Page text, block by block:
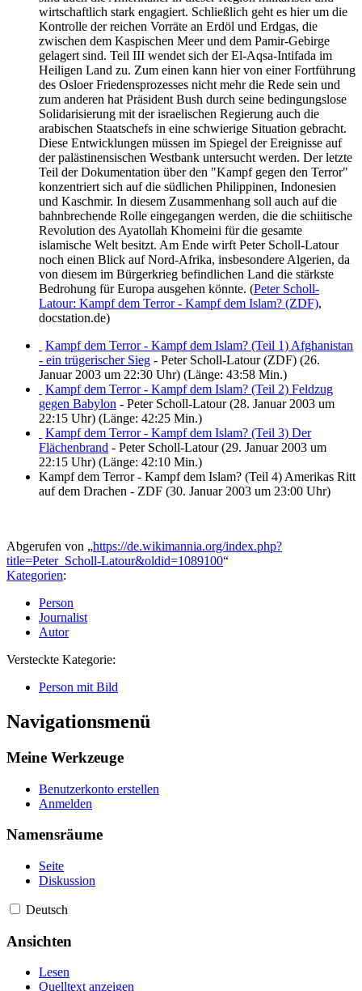
wirt­schaft­lich stark engagiert. Schließlich geht es hier um die
Kontrolle der reichen Vorräte an Erdöl und Erdgas, die
zwischen dem Kaspischen Meer und dem Pamir-Gebirge
gelagert sind. Teil III wendet sich der El-Aqsa-Intifada im
Heiligen Land zu. Zum einen kann hier von einer Fortführung
des Osloer Friedens­prozesses nicht mehr die Rede sein und
zum anderen hat Präsident Bush durch seine bedingungslose
Solidarisierung mit der israelischen Regierung auch die
arabischen Staatschefs in eine schwierige Situation gebracht.
Diese Entwicklungen müssen im Spiegel der Ereignisse auf
der palästinensischen Westbank untersucht werden. Der letzte
Teil der Dokumentation über den "Kampf gegen den Terror"
konzentriert sich auf die südlichen Philippinen, Indonesien
und Kaschmir. In diesem Zusammenhang soll auch auf die
bahnbrechende Rolle eingegangen werden, die die schiitische
Revolution des Ayatollah Khomeini für die gesamte
islamische Welt besitzt. Am Ende wirft Peter Scholl-Latour
noch einen Blick auf Nord-Afrika, insbesondere Algerien, da
von diesem im Bürgerkrieg befindlichen Land die stärkste
Bedrohung für Europa ausgehen könnte. (Peter Scholl-
Latour: Kampf dem Terror - Kampf dem Islam? (ZDF),
docstation.de)
Kampf dem Terror - Kampf dem Islam? (Teil 1) Afghanistan
- ein trügerischer Sieg - Peter Scholl-Latour (ZDF) (26.
Januar 2003 um 22:30 Uhr) (Länge: 43:58 Min.)
Kampf dem Terror - Kampf dem Islam? (Teil 2) Feldzug
gegen Babylon - Peter Scholl-Latour (28. Januar 2003 um
22:15 Uhr) (Länge: 42:25 Min.)
Kampf dem Terror - Kampf dem Islam? (Teil 3) Der
Flächenbrand - Peter Scholl-Latour (29. Januar 2003 um
22:15 Uhr) (Länge: 42:10 Min.)
Kampf dem Terror - Kampf dem Islam? (Teil 4) Amerikas Ritt
auf dem Drachen - ZDF (30. Januar 2003 um 23:00 Uhr)
Abgerufen von „https://de.wikimannia.org/index.php?
title=Peter_Scholl-Latour&oldid=1089100“
Kategorien:
Person
Journalist
Autor
Versteckte Kategorie:
Person mit Bild
Navigationsmenü
Meine Werkzeuge
Benutzerkonto erstellen
Anmelden
Namensräume
Seite
Diskussion
Deutsch
Ansichten
Lesen
Quelltext anzeigen